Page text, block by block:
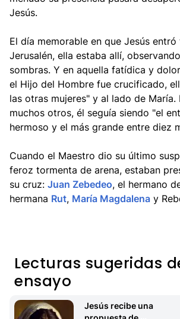
Jesús.
El día memorable en que Jesús
Jerusalén, ella estaba allí,
sombras. Y en aquella fatídica y
el Hijo del Hombre fue crucificado,
las otras mujeres" y al lado de María.
muchos otros, él seguía siendo "el
hermoso y el más grande entre diez
Cuando el Maestro dio su último
feroz tormenta de arena, estaban
su cruz: Juan Zebedeo, el hermano
hermana Rut, María Magdalena y
Lecturas sugeridas
ensayo
Jesús recibe una